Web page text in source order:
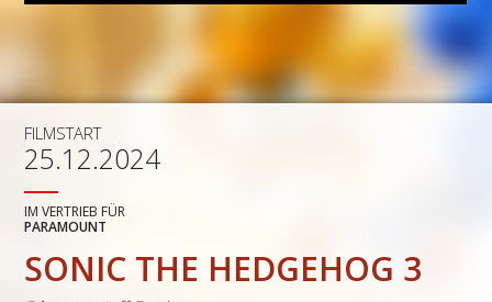
FILMSTART
25.12.2024
IM VERTRIEB FÜR
PARAMOUNT
SONIC THE HEDGEHOG 3